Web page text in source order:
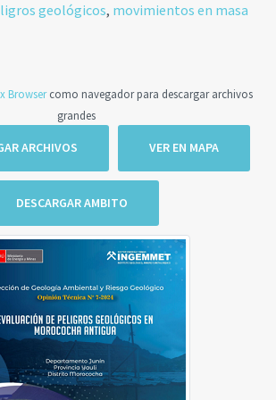
geológicos, movimientos en masa
Browsercomo navegador para descargar archivos
grandes
ARCHIVOS VER EN MAPA
DESCARGAR AMBITO